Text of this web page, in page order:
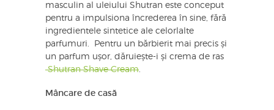
masculin al uleiului Shutran este conceput
pentru a impulsiona încrederea în sine, fără
ingredientele sintetice ale celorlalte
parfumuri. Pentru un bărbierit mai precis și
un parfum ușor, dăruiește-i și crema de ras
Shutran Shave Cream
Mâncare de casă